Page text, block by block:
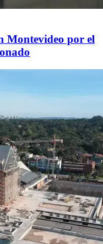
Montevideo por el